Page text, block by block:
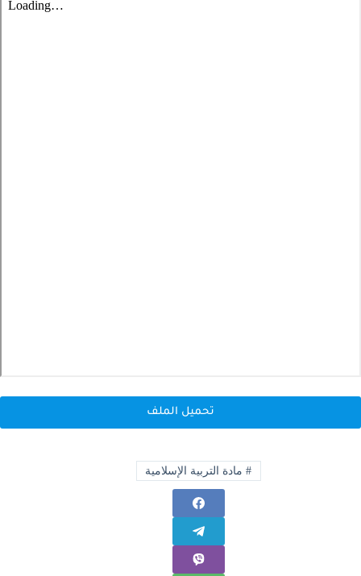
تحميل الملف
#مادة التربية الإسلامية